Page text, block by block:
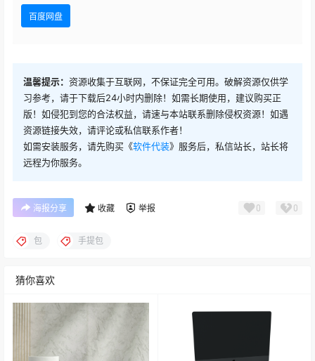
百度网盘
温馨提示： 资源收集于互联网，不保证完全可用。破解资源仅供学
习参考，请于下载后24小时内删除！如需长期使用，建议购买正
版！如侵犯到您的合法权益，请速与本站联系删除侵权资源！如遇
资源链接失效，请评论或私信联系作者！
如需安装服务，请先购买《软件代装》服务后，私信站长，站长将
远程为你服务。
海报分享 收藏 举报 0 0
包 手提包
猜你喜欢